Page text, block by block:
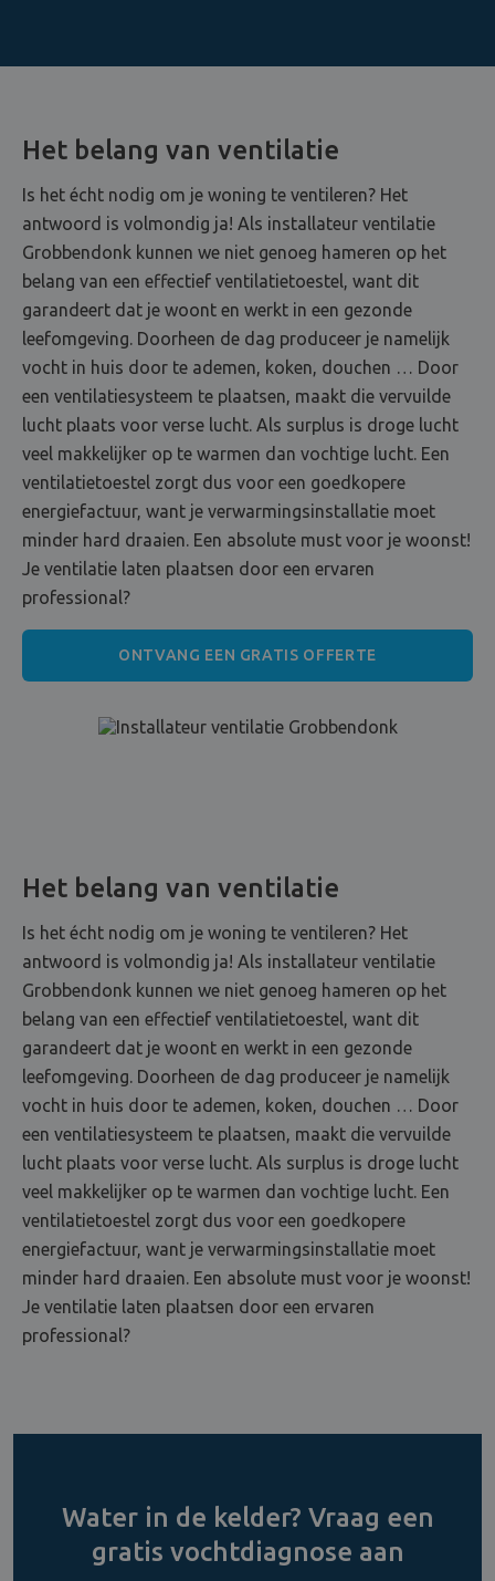
Het belang van ventilatie
Is het écht nodig om je woning te ventileren? Het
antwoord is volmondig ja! Als installateur ventilatie
Grobbendonk kunnen we niet genoeg hameren op het
belang van een effectief ventilatietoestel, want dit
garandeert dat je woont en werkt in een gezonde
leefomgeving. Doorheen de dag produceer je namelijk
vocht in huis door te ademen, koken, douchen … Door
een ventilatiesysteem te plaatsen, maakt die vervuilde
lucht plaats voor verse lucht. Als surplus is droge lucht
veel makkelijker op te warmen dan vochtige lucht. Een
ventilatietoestel zorgt dus voor een goedkopere
energiefactuur, want je verwarmingsinstallatie moet
minder hard draaien. Een absolute must voor je woonst!
Je ventilatie laten plaatsen door een ervaren
professional?
ONTVANG EEN GRATIS OFFERTE
Het belang van ventilatie
Is het écht nodig om je woning te ventileren? Het
antwoord is volmondig ja! Als installateur ventilatie
Grobbendonk kunnen we niet genoeg hameren op het
belang van een effectief ventilatietoestel, want dit
garandeert dat je woont en werkt in een gezonde
leefomgeving. Doorheen de dag produceer je namelijk
vocht in huis door te ademen, koken, douchen … Door
een ventilatiesysteem te plaatsen, maakt die vervuilde
lucht plaats voor verse lucht. Als surplus is droge lucht
veel makkelijker op te warmen dan vochtige lucht. Een
ventilatietoestel zorgt dus voor een goedkopere
energiefactuur, want je verwarmingsinstallatie moet
minder hard draaien. Een absolute must voor je woonst!
Je ventilatie laten plaatsen door een ervaren
professional?
Water in de kelder? Vraag een
gratis vochtdiagnose aan